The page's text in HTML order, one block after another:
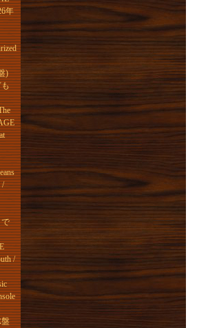
年
)
も
/
で
/
盤